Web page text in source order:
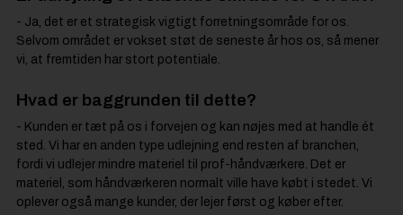
- Ja, det er et strategisk vigtigt forretningsområde for os.
Selvom området er vokset støt de seneste år hos os, så mener
vi, at fremtiden har stort potentiale.
Hvad er baggrunden til dette?
- Kunden er tæt på os i forvejen og kan nøjes med at handle ét
sted. Vi har en anden type udlejning end resten af branchen,
fordi vi udlejer mindre materiel til prof-håndværkere. Det er
materiel, som håndværkeren normalt ville have købt i stedet. Vi
oplever også mange kunder, der lejer først og køber efter.